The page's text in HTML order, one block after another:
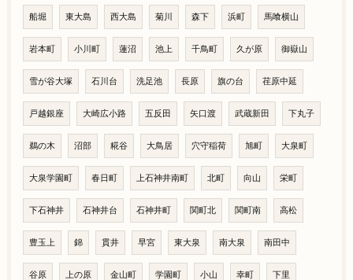
船堀 東大島 西大島 菊川 森下 浜町 馬喰横山
岩本町 小川町 蓮沼 池上 千鳥町 久が原 御嶽山
雪が谷大塚 石川台 洗足池 長原 旗の台 荏原中延
戸越銀座 大崎広小路 五反田 矢口渡 武蔵新田 下丸子
鵜の木 沼部 糀谷 大鳥居 穴守稲荷 旭町 大泉町
大泉学園町 春日町 上石神井南町 北町 向山 栄町
下石神井 石神井台 石神井町 関町北 関町南 高松
豊玉上 錦 貫井 早宮 東大泉 南大泉 南田中
谷原 上の原 金山町 学園町 小山 幸町 下里